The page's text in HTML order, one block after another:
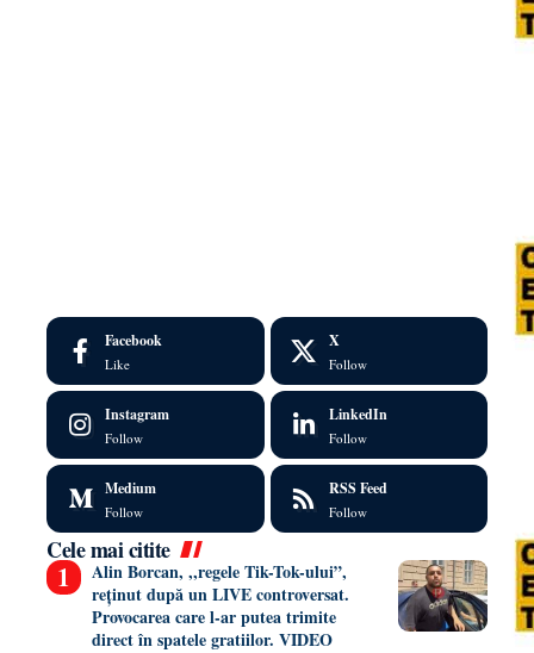
Facebook
Like
X
Follow
Instagram
Follow
LinkedIn
Follow
Medium
Follow
RSS Feed
Follow
Cele mai citite
Alin Borcan, ,,regele Tik-Tok-ului”,
reținut după un LIVE controversat.
Provocarea care l-ar putea trimite
direct în spatele gratiilor. VIDEO